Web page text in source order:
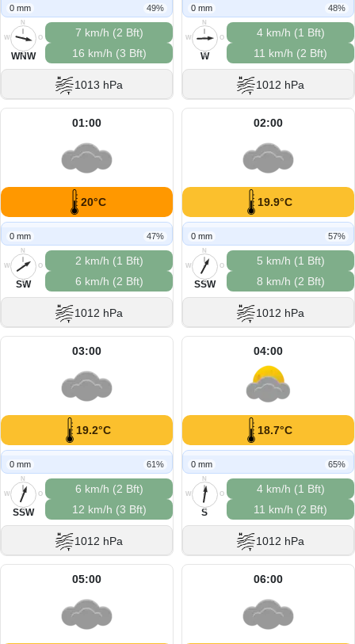
0 mm 49%
N
O
S
W
WNW
7 km/h (2 Bft)
16 km/h (3 Bft)
1013 hPa
0 mm 48%
N
O
S
W
W
4 km/h (1 Bft)
11 km/h (2 Bft)
1012 hPa
01:00
20°C
0 mm 47%
N
O
S
W
SW
2 km/h (1 Bft)
6 km/h (2 Bft)
1012 hPa
02:00
19.9°C
0 mm 57%
N
O
S
W
SSW
5 km/h (1 Bft)
8 km/h (2 Bft)
1012 hPa
03:00
19.2°C
0 mm 61%
N
O
S
W
SSW
6 km/h (2 Bft)
12 km/h (3 Bft)
1012 hPa
04:00
18.7°C
0 mm 65%
N
O
S
W
S
4 km/h (1 Bft)
11 km/h (2 Bft)
1012 hPa
05:00 06:00